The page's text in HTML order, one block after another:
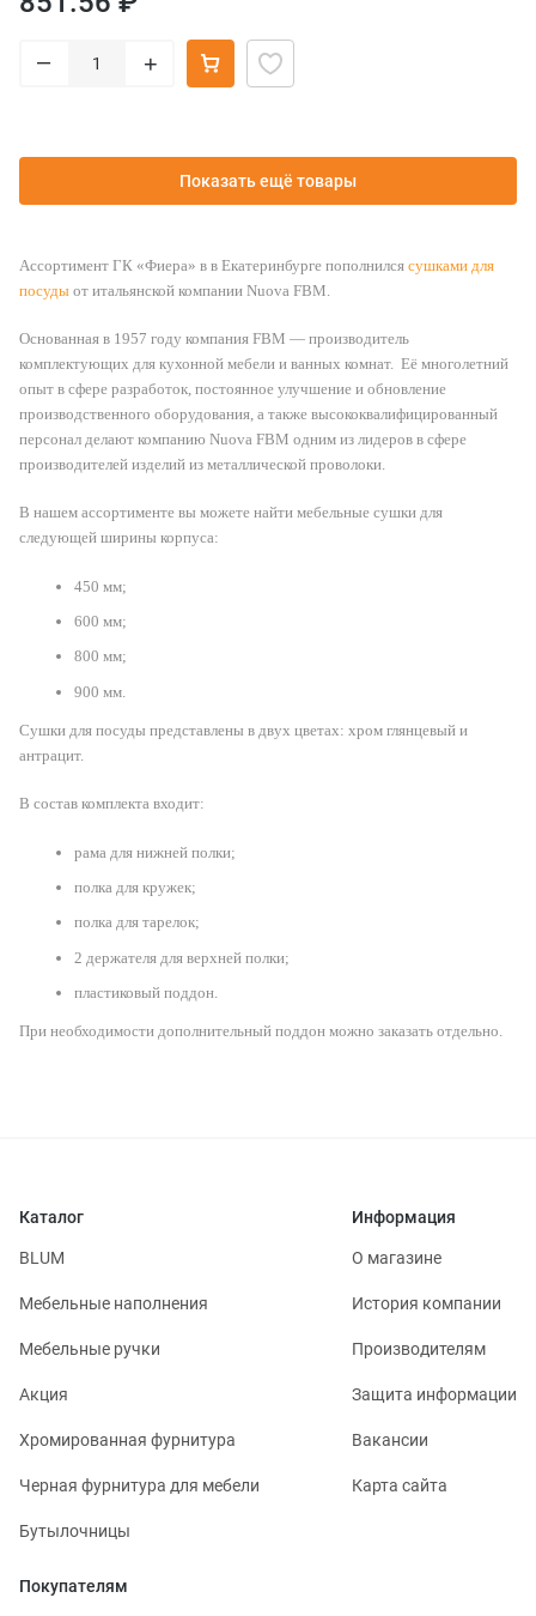
– +
Показать ещё товары
Ассортимент ГК «Фиера» в в Екатеринбурге пополнился сушками для
посуды от итальянской компании Nuova FBM.
Основанная в 1957 году компания FBM — производитель
комплектующих для кухонной мебели и ванных комнат. Её многолетний
опыт в сфере разработок, постоянное улучшение и обновление
производственного оборудования, а также высококвалифицированный
персонал делают компанию Nuova FBM одним из лидеров в сфере
производителей изделий из металлической проволоки.
В нашем ассортименте вы можете найти мебельные сушки для
следующей ширины корпуса:
450 мм;
600 мм;
800 мм;
900 мм.
Сушки для посуды представлены в двух цветах: хром глянцевый и
антрацит.
В состав комплекта входит:
рама для нижней полки;
полка для кружек;
полка для тарелок;
2 держателя для верхней полки;
пластиковый поддон.
При необходимости дополнительный поддон можно заказать отдельно.
Каталог
BLUM
Мебельные наполнения
Мебельные ручки
Акция
Хромированная фурнитура
Черная фурнитура для мебели
Бутылочницы
Информация
О магазине
История компании
Производителям
Защита информации
Вакансии
Карта сайта
Покупателям